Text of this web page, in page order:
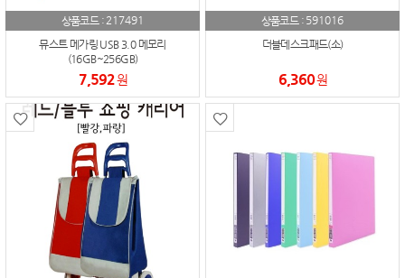
상품코드 :217491
뮤스트 메가링 USB 3.0 메모리
(16GB~256GB)
7,592원
상품코드 : 591016
더블데스크패드(소)
6,360원